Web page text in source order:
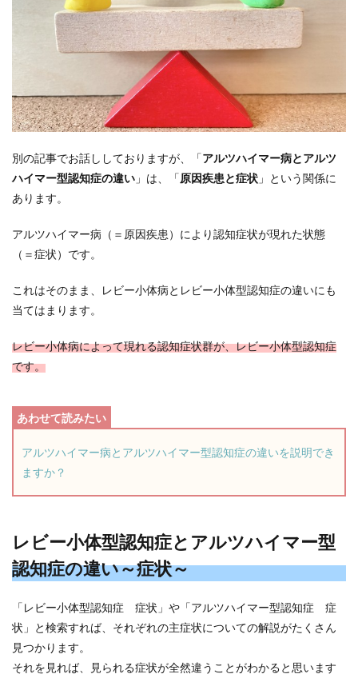
別の記事でお話ししておりますが、「アルツハイマー病とアルツ
ハイマー型認知症の違い 」は、「原因疾患と症状 」という関係に
あります。
アルツハイマー病（＝原因疾患）により認知症状が現れた状態
（＝症状）です。
これはそのまま、レビー小体病とレビー小体型認知症の違いにも
当てはまります。
レビー小体病によって現れる認知症状群が、レビー小体型認知症
です。
アルツハイマー病とアルツハイマー型認知症の違いを説明でき
ますか？
レビー小体型認知症とアルツハイマー型
認知症の違い～症状～
「レビー小体型認知症 症状」や「アルツハイマー型認知症 症
状」と検索すれば、それぞれの主症状についての解説がたくさん
見つかります。
それを見れば、見られる症状が全然違うことがわかると思います